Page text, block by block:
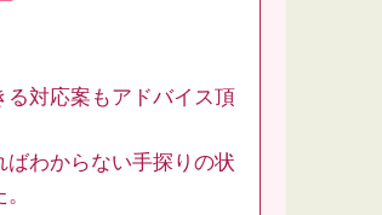
る対応案もアドバイス頂
わからない手探りの状